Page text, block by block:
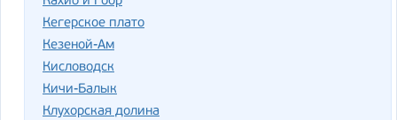
Кегерское плато
Кезеной-Ам
Кисловодск
Кичи-Балык
Клухорская долина